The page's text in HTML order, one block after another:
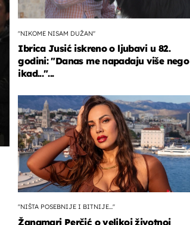
"NIKOME NISAM DUŽAN"
Ibrica Jusić iskreno o ljubavi u 82.
godini: "Danas me napadaju više nego
ikad..."...
''NIŠTA POSEBNIJE I BITNIJE...''
Žanamari Perčić o velikoj životnoj